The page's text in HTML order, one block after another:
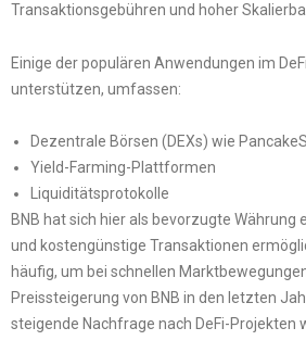
Transaktionsgebühren und hoher
Einige der populären Anwendungen im
unterstützen, umfassen:
Dezentrale Börsen (DEXs) wie
Yield-Farming-Plattformen
Liquiditätsprotokolle
BNB hat sich hier als bevorzugte Währung
und kostengünstige Transaktionen
häufig, um bei schnellen
Preissteigerung von BNB in den letzten
steigende Nachfrage nach DeFi-Projekten